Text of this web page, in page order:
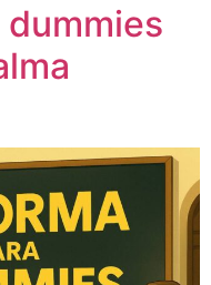
dummies